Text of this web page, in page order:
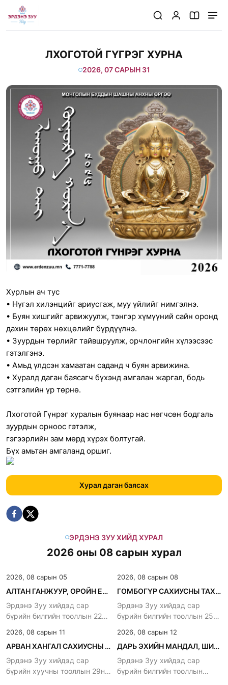
ЛХОГОТОЙ ГҮГРЭГ ХУРНА
2026, 07 САРЫН 31
Хурлын ач тус
• Нүгэл хилэнцийг ариусгаж, муу үйлийг нимгэлнэ.
• Буян хишгийг арвижуулж, тэнгэр хүмүүний сайн оронд
дахин төрөх нөхцөлийг бүрдүүлнэ.
• Зуурдын төрлийг тайвшруулж, орчлонгийн хүлээсээс
гэтэлгэнэ.
• Амьд үлдсэн хамаатан саданд ч буян арвижина.
• Хуралд даган баясагч бүхэнд амгалан жаргал, бодь
сэтгэлийн үр төрнө.
Лхоготой Гүнрэг хуралын буянаар нас нөгчсөн бодгаль
зуурдын орноос гэтэлж,
гэгээрлийн зам мөрд хүрэх болтугай.
Бүх амьтан амгаланд оршиг.
Хурал даган баясах
ЭРДЭНЭ ЗУУ ХИЙД ХУРАЛ
2026 оны 08 сарын хурал
2026, 08 сарын 05
АЛТАН ГАНЖУУР, ОРОЙН ЕРӨӨЛ ХУРНА.
Эрдэнэ Зуу хийдэд сар
бүрийн билгийн тооллын 22нд
2026, 08 сарын 08
ГОМБОГҮР САХИУСНЫ ТАХИЛГА
Эрдэнэ Зуу хийдэд сар
бүрийн билгийн тооллын 25нд
2026, 08 сарын 11
АРВАН ХАНГАЛ САХИУСНЫ ХУРАЛ
Эрдэнэ Зуу хийдэд сар
бүрийн хуучны тооллын 29нд
2026, 08 сарын 12
ДАРЬ ЭХИЙН МАНДАЛ, ШИВА ХУРНА
Эрдэнэ Зуу хийдэд сар
бүрийн билгийн тооллын
/huralt/20260731/lhogotoi-gugreg-hurna-2